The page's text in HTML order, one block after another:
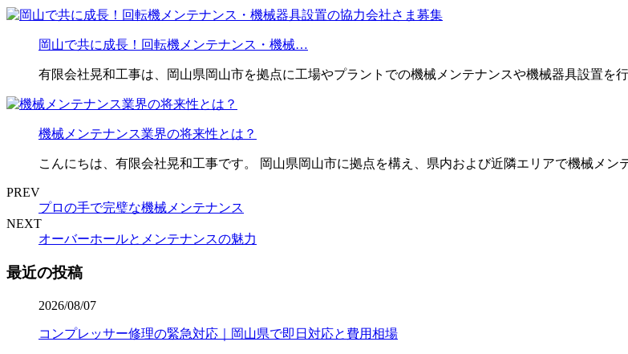
岡山で共に成長！回転機メンテナンス・機械…
有限会社晃和工事は、岡山県岡山市を拠点に工場やプラントでの機械メンテナンスや機械器具設置を
機械メンテナンス業界の将来性とは？
こんにちは、有限会社晃和工事です。 岡山県岡山市に拠点を構え、県内および近隣エリアで機械メン
PREV
プロの手で完璧な機械メンテナンス
NEXT
オーバーホールとメンテナンスの魅力
最近の投稿
2026/08/07
コンプレッサー修理の緊急対応｜岡山県で即日対応と費用相場